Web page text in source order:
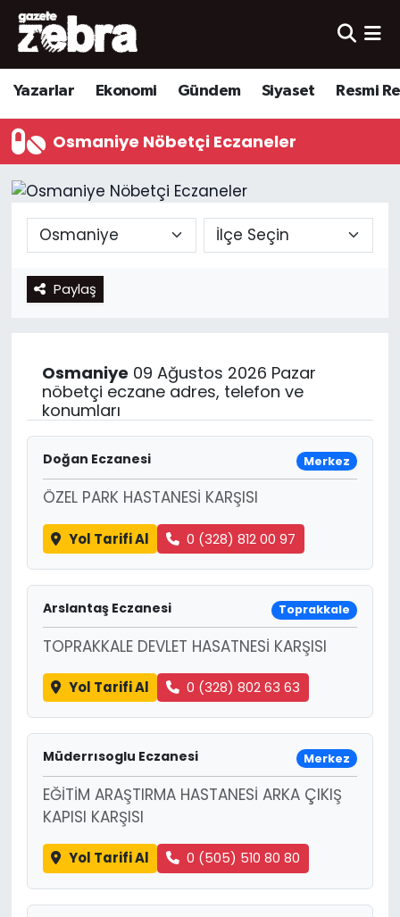
Yazarlar Ekonomi Gündem Siyaset Resmi
Osmaniye Nöbetçi Eczaneler
Paylaş
Osmaniye 09 Ağustos 2026 Pazar
nöbetçi eczane adres, telefon ve
konumları
Doğan Eczanesi Merkez
ÖZEL PARK HASTANESİ KARŞISI
Yol Tarifi Al 0 (328) 812 00 97
Arslantaş Eczanesi Toprakkale
TOPRAKKALE DEVLET HASATNESİ KARŞISI
Yol Tarifi Al 0 (328) 802 63 63
Müderrısoglu Eczanesi Merkez
EĞİTİM ARAŞTIRMA HASTANESİ ARKA ÇIKIŞ
KAPISI KARŞISI
Yol Tarifi Al 0 (505) 510 80 80
Yazarlar
Ekonomi
Kültür-Sanat
Yerel
Spor
Nöbetçi Eczaneler
Hava Durumu
Trafik Durumu
Süper Lig Puan Durumu ve Fikstür
Tüm Manşetler
Son Dakika Haberleri